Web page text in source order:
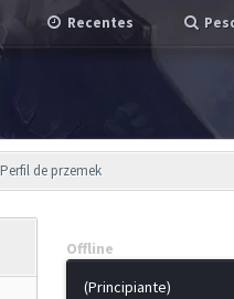
Recentes
Perfil de przemek
Offline
(Principiante)